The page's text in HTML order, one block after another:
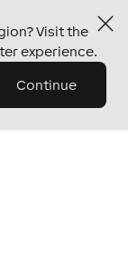
Visit the
experience.
Continue